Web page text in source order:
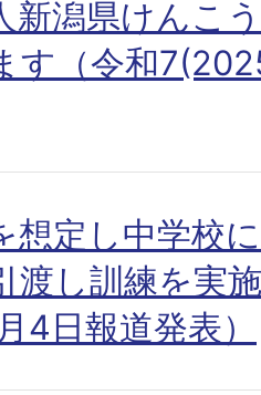
新潟県けんこ
す（令和
想定し中学校
渡し訓練を実
4日報道発表）